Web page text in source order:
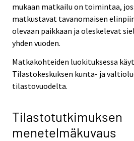
mukaan matkailu on toimintaa,
matkustavat tavanomaisen
olevaan paikkaan ja oleskelevat
yhden vuoden.
Matkakohteiden luokituksessa
Tilastokeskuksen kunta- ja
tilastovuodelta.
Tilastotutkimuksen
menetelmäkuvaus